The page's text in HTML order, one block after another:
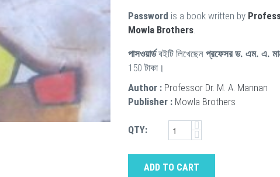
Password is a book written by
Mowla Brothers.
পাসওয়ার্ডবইটি লিখেছেন প্রফেসর ড. এম. এ.
150 টাকা।
Author : Professor Dr. M. A. Mannan
Publisher : Mowla Brothers
QTY:
ADD TO CART